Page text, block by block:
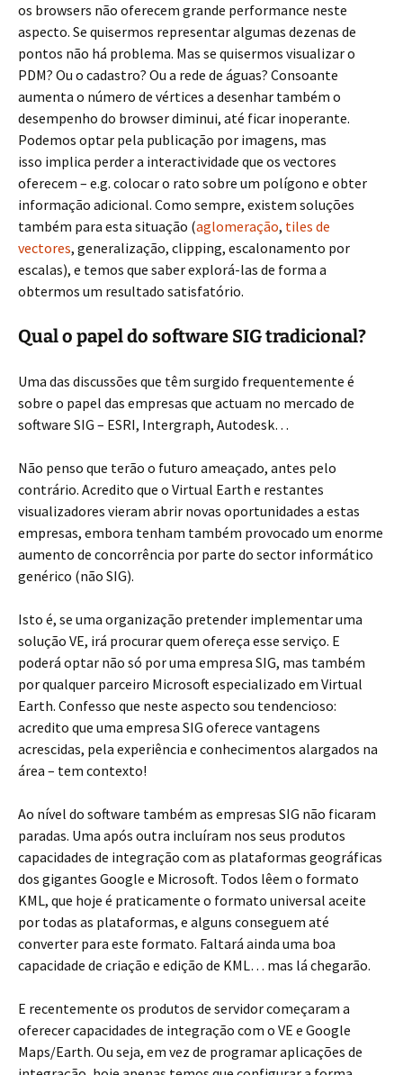
os browsers não oferecem grande performance neste
aspecto. Se quisermos representar algumas dezenas de
pontos não há problema. Mas se quisermos visualizar o
PDM? Ou o cadastro? Ou a rede de águas? Consoante
aumenta o número de vértices a desenhar também o
desempenho do browser diminui, até ficar inoperante.
Podemos optar pela publicação por imagens, mas
isso implica perder a interactividade que os vectores
oferecem – e.g. colocar o rato sobre um polígono e obter
informação adicional. Como sempre, existem soluções
também para esta situação (aglomeração, tiles de
vectores, generalização, clipping, escalonamento por
escalas), e temos que saber explorá-las de forma a
obtermos um resultado satisfatório.
Qual o papel do software SIG tradicional?
Uma das discussões que têm surgido frequentemente é
sobre o papel das empresas que actuam no mercado de
software SIG – ESRI, Intergraph, Autodesk…
Não penso que terão o futuro ameaçado, antes pelo
contrário. Acredito que o Virtual Earth e restantes
visualizadores vieram abrir novas oportunidades a estas
empresas, embora tenham também provocado um enorme
aumento de concorrência por parte do sector informático
genérico (não SIG).
Isto é, se uma organização pretender implementar uma
solução VE, irá procurar quem ofereça esse serviço. E
poderá optar não só por uma empresa SIG, mas também
por qualquer parceiro Microsoft especializado em Virtual
Earth. Confesso que neste aspecto sou tendencioso:
acredito que uma empresa SIG oferece vantagens
acrescidas, pela experiência e conhecimentos alargados na
área – tem contexto!
Ao nível do software também as empresas SIG não ficaram
paradas. Uma após outra incluíram nos seus produtos
capacidades de integração com as plataformas geográficas
dos gigantes Google e Microsoft. Todos lêem o formato
KML, que hoje é praticamente o formato universal aceite
por todas as plataformas, e alguns conseguem até
converter para este formato. Faltará ainda uma boa
capacidade de criação e edição de KML… mas lá chegarão.
E recentemente os produtos de servidor começaram a
oferecer capacidades de integração com o VE e Google
Maps/Earth. Ou seja, em vez de programar aplicações de